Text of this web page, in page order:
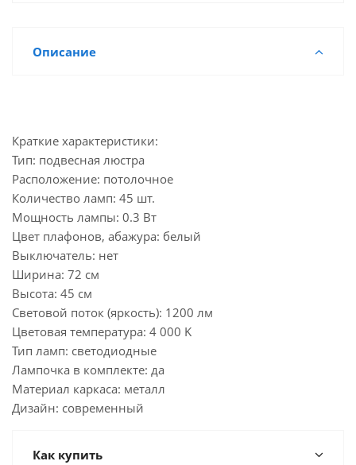
Описание
Краткие характеристики:
Тип: подвесная люстра
Расположение: потолочное
Количество ламп: 45 шт.
Мощность лампы: 0.3 Вт
Цвет плафонов, абажура: белый
Выключатель: нет
Ширина: 72 см
Высота: 45 см
Световой поток (яркость): 1200 лм
Цветовая температура: 4 000 K
Тип ламп: светодиодные
Лампочка в комплекте: да
Материал каркаса: металл
Дизайн: современный
Как купить